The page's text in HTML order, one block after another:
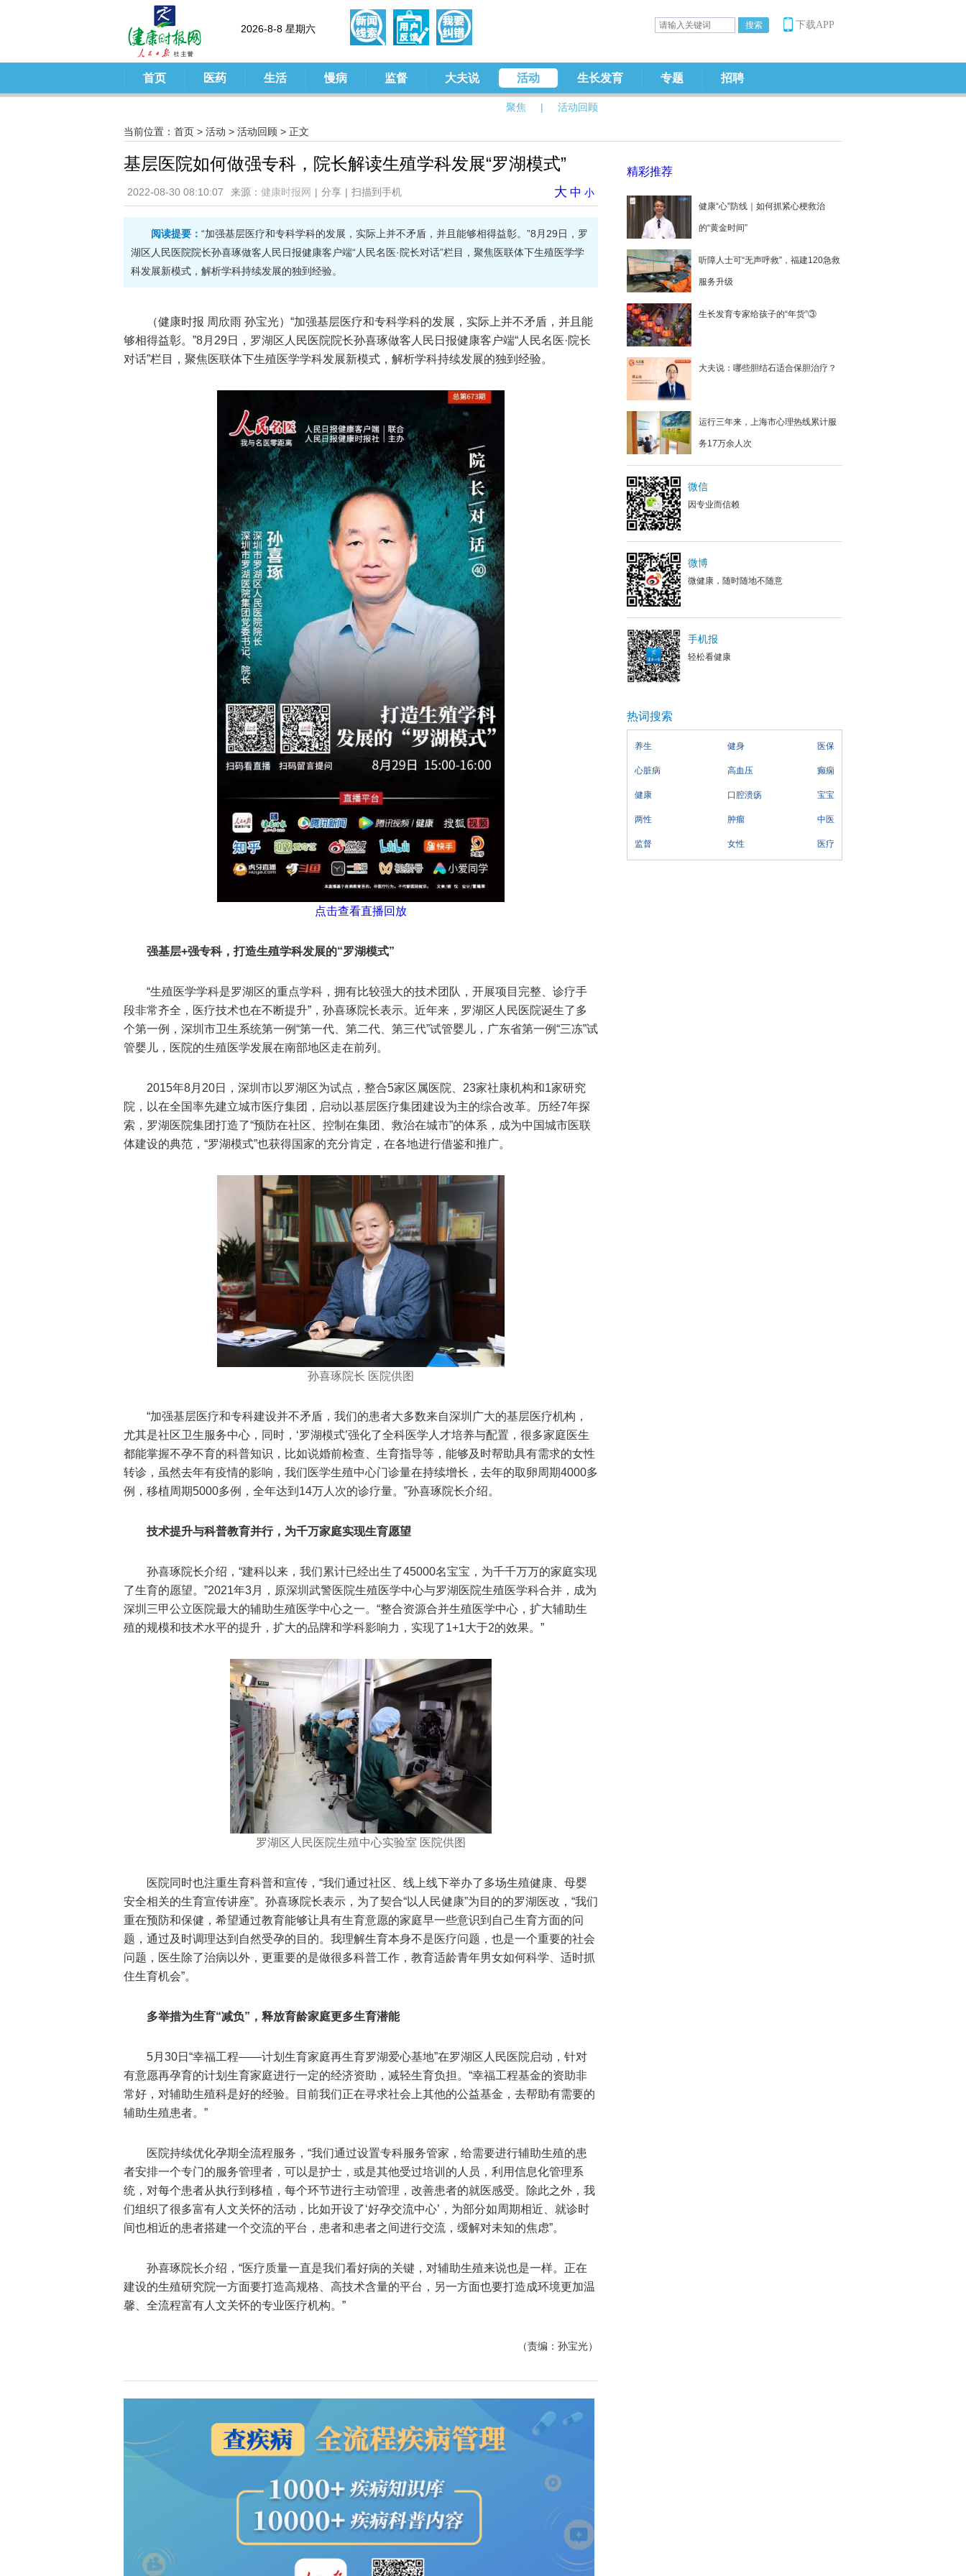
2026-8-8 星期六 下载APP
首页 医药 生活 慢病 监督 大夫说 活动
聚焦 | 活动回顾
生长发育 专题 招聘
当前位置： 首页 > 活动 > 活动回顾 > 正文
基层医院如何做强专科，院长解读生殖学科发展“罗湖模式”
2022-08-30 08:10:07 来源： 健康时报网 | 分享 | 扫描到手机 大 中 小
阅读提要： “加强基层医疗和专科学科的发展，实际上并不矛盾，并且能够相得益彰。”8月29日，罗
湖区人民医院院长孙喜琢做客人民日报健康客户端“人民名医·院长对话”栏目，聚焦医联体下生殖医学学
科发展新模式，解析学科持续发展的独到经验。
（健康时报 周欣雨 孙宝光） “加强基层医疗和专科学科的发展，实际上并不矛盾，并且能
够相得益彰。”8月29日，罗湖区人民医院院长孙喜琢做客人民日报健康客户端“人民名医·院长
对话”栏目，聚焦医联体下生殖医学学科发展新模式，解析学科持续发展的独到经验。
点击查看直播回放
强基层+强专科，打造生殖学科发展的“罗湖模式”
“生殖医学学科是罗湖区的重点学科，拥有比较强大的技术团队，开展项目完整、诊疗手
段非常齐全，医疗技术也在不断提升”，孙喜琢院长表示。近年来，罗湖区人民医院诞生了多
个第一例，深圳市卫生系统第一例“第一代、第二代、第三代”试管婴儿，广东省第一例“三冻”试
管婴儿，医院的生殖医学发展在南部地区走在前列。
2015年8月20日，深圳市以罗湖区为试点，整合5家区属医院、23家社康机构和1家研究
院，以在全国率先建立城市医疗集团，启动以基层医疗集团建设为主的综合改革。历经7年探
索，罗湖医院集团打造了“预防在社区、控制在集团、救治在城市”的体系，成为中国城市医联
体建设的典范，“罗湖模式”也获得国家的充分肯定，在各地进行借鉴和推广。
孙喜琢院长 医院供图
“加强基层医疗和专科建设并不矛盾，我们的患者大多数来自深圳广大的基层医疗机构，
尤其是社区卫生服务中心，同时，‘罗湖模式’强化了全科医学人才培养与配置，很多家庭医生
都能掌握不孕不育的科普知识，比如说婚前检查、生育指导等，能够及时帮助具有需求的女性
转诊，虽然去年有疫情的影响，我们医学生殖中心门诊量在持续增长，去年的取卵周期4000多
例，移植周期5000多例，全年达到14万人次的诊疗量。”孙喜琢院长介绍。
技术提升与科普教育并行，为千万家庭实现生育愿望
孙喜琢院长介绍，“建科以来，我们累计已经出生了45000名宝宝，为千千万万的家庭实现
了生育的愿望。”2021年3月，原深圳武警医院生殖医学中心与罗湖医院生殖医学科合并，成为
深圳三甲公立医院最大的辅助生殖医学中心之一。“整合资源合并生殖医学中心，扩大辅助生
殖的规模和技术水平的提升，扩大的品牌和学科影响力，实现了1+1大于2的效果。”
罗湖区人民医院生殖中心实验室 医院供图
医院同时也注重生育科普和宣传，“我们通过社区、线上线下举办了多场生殖健康、母婴
安全相关的生育宣传讲座”。孙喜琢院长表示，为了契合“以人民健康”为目的的罗湖医改，“我们
重在预防和保健，希望通过教育能够让具有生育意愿的家庭早一些意识到自己生育方面的问
题，通过及时调理达到自然受孕的目的。我理解生育本身不是医疗问题，也是一个重要的社会
问题，医生除了治病以外，更重要的是做很多科普工作，教育适龄青年男女如何科学、适时抓
住生育机会”。
多举措为生育“减负”，释放育龄家庭更多生育潜能
5月30日“幸福工程——计划生育家庭再生育罗湖爱心基地”在罗湖区人民医院启动，针对
有意愿再孕育的计划生育家庭进行一定的经济资助，减轻生育负担。“幸福工程基金的资助非
常好，对辅助生殖科是好的经验。目前我们正在寻求社会上其他的公益基金，去帮助有需要的
辅助生殖患者。”
医院持续优化孕期全流程服务，“我们通过设置专科服务管家，给需要进行辅助生殖的患
者安排一个专门的服务管理者，可以是护士，或是其他受过培训的人员，利用信息化管理系
统，对每个患者从执行到移植，每个环节进行主动管理，改善患者的就医感受。除此之外，我
们组织了很多富有人文关怀的活动，比如开设了‘好孕交流中心’，为部分如周期相近、就诊时
间也相近的患者搭建一个交流的平台，患者和患者之间进行交流，缓解对未知的焦虑”。
孙喜琢院长介绍，“医疗质量一直是我们看好病的关键，对辅助生殖来说也是一样。正在
建设的生殖研究院一方面要打造高规格、高技术含量的平台，另一方面也要打造成环境更加温
馨、全流程富有人文关怀的专业医疗机构。”
（责编：孙宝光）
精彩推荐
健康“心”防线｜如何抓紧心梗救治
的“黄金时间”
听障人士可“无声呼救”，福建120急救
服务升级
生长发育专家给孩子的“年货”③
大夫说：哪些胆结石适合保胆治疗？
运行三年来，上海市心理热线累计服
务17万余人次
微信
因专业而信赖
微博
微健康，随时随地不随意
手机报
轻松看健康
热词搜索
养生 健身 医保
心脏病 高血压 癫痫
健康 口腔溃疡 宝宝
两性 肿瘤 中医
监督 女性 医疗